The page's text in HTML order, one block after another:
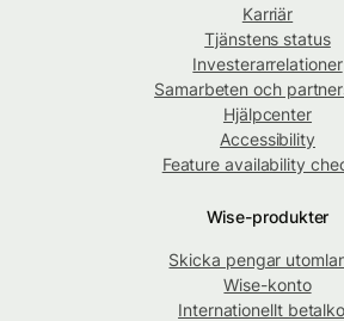
Karriär
Tjänstens status
Investerarrelationer
Samarbeten och
Hjälpcenter
Accessibility
Feature availability
Wise-produkter
Skicka pengar
Wise-konto
Internationellt